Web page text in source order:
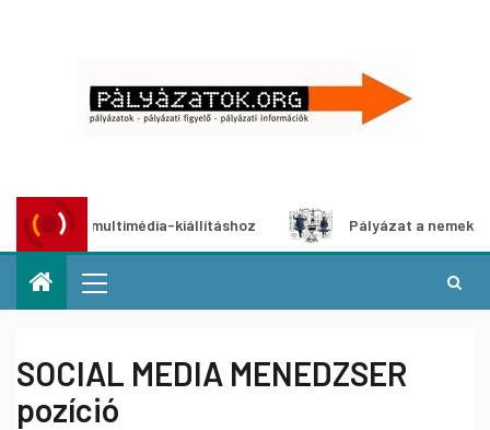
multimédia-kiállításhoz Pályázat a nemek közötti
SOCIAL MEDIA MENEDZSER
pozíció